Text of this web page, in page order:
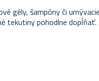
gély, šampóny či
tekutiny pohodlne dopĺňať.